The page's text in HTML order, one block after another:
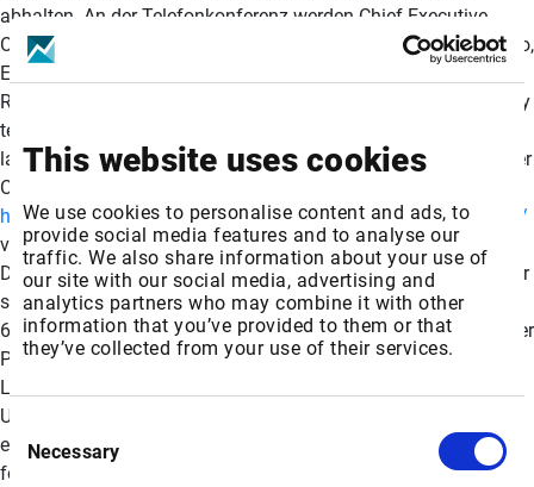
This website uses cookies
We use cookies to personalise content and ads, to
provide social media features and to analyse our
traffic. We also share information about your use of
our site with our social media, advertising and
analytics partners who may combine it with other
information that you’ve provided to them or that
they’ve collected from your use of their services.
Consent
Selection
Necessary
abhalten. An der Telefonkonferenz werden Chief Executive
Officer Peter Vanacker, Chief Financial Officer Agustin Izquierdo,
Executive Vice President of Global Olefins and Polyolefins and
Refining Kim Foley und Head of Investor Relations Dave Kinney
teilnehmen. Die gebührenfreie Einwahlnummer in den USA
lautet 877-660-6853 und 201 689-8029 außerhalb der USA oder
CallMe link. Die Folien zu dieser Telefonkonferenz sind unter
https://investors.lyondellbasell.com/events-and-presentations/
verfügbar. Eine Aufzeichnung der Telefonkonferenz wird von
Donnerstag, den 5. Juni um 13:00 Uhr EDT bis 5. Juli verfügbar
sein. Die Einwahlnummern für die Aufzeichnung sind +1 (877)
660-6853 (USA) und +1 (201) 612-7415 (gebührenpflichtig). Der
Passcode für beide Nummern lautet 13754240. Über
LyondellBasell Wir sind LyondellBasell - ein führendes
Unternehmen der globalen Chemieindustrie, das Lösungen für
ein nachhaltiges Leben im Alltag entwickelt. Durch
fortschrittliche Technologien und gezielte Investitionen